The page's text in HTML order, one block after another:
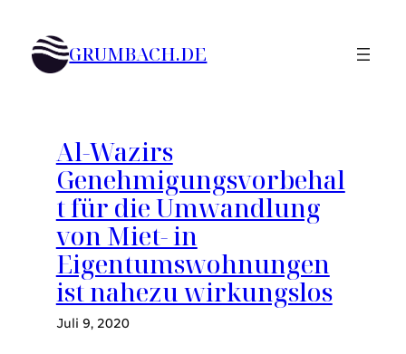
Inhalt
springen GRUMBACH.DE
Al-Wazirs
Genehmigungsvorbehal
t für die Umwandlung
von Miet- in
Eigentumswohnungen
ist nahezu wirkungslos
Juli 9, 2020